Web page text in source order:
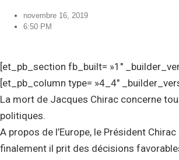
novembre 16, 2019
6:50 PM
[et_pb_section fb_built= »1″
[et_pb_column type= »4_4″
La mort de Jacques Chirac concerne
politiques.
A propos de l’Europe, le Président
finalement il prit des décisions